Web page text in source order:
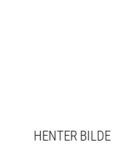
HENTER BILDE